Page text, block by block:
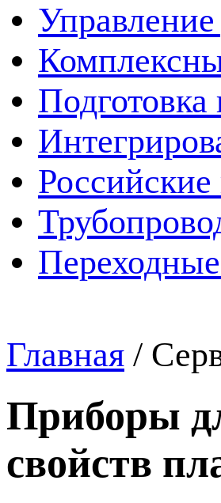
Главная /
Приборы
свойств